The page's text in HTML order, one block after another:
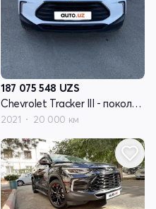
187 075 548 UZS
Chevrolet Tracker III - поколение рестайлинг
2021 20 000 км